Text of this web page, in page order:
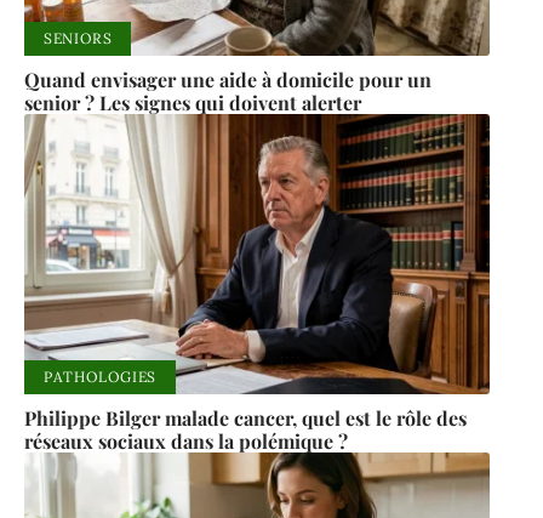
SENIORS
Quand envisager une aide à domicile pour un
senior ? Les signes qui doivent alerter
PATHOLOGIES
Philippe Bilger malade cancer, quel est le rôle des
réseaux sociaux dans la polémique ?